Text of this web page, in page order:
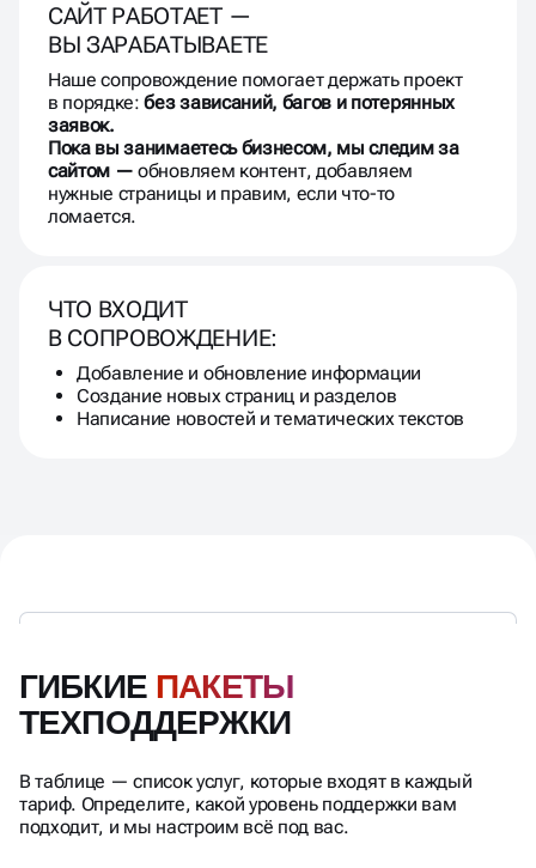
САЙТ РАБОТАЕТ —
ВЫ ЗАРАБАТЫВАЕТЕ
Наше сопровождение помогает держать проект
в порядке:без зависаний, багов и потерянных
заявок.
Пока вы занимаетесь бизнесом, мы следим за
сайтом — обновляем контент, добавляем
нужные страницы и правим, если что-то
ломается.
ЧТО ВХОДИТ
В СОПРОВОЖДЕНИЕ:
Добавление и обновление информации
Создание новых страниц и разделов
Написание новостей и тематических текстов
ГИБКИЕ ПАКЕТЫ
ТЕХПОДДЕРЖКИ
В таблице — список услуг, которые входят в каждый
тариф. Определите, какой уровень поддержки вам
подходит, и мы настроим всё под вас.